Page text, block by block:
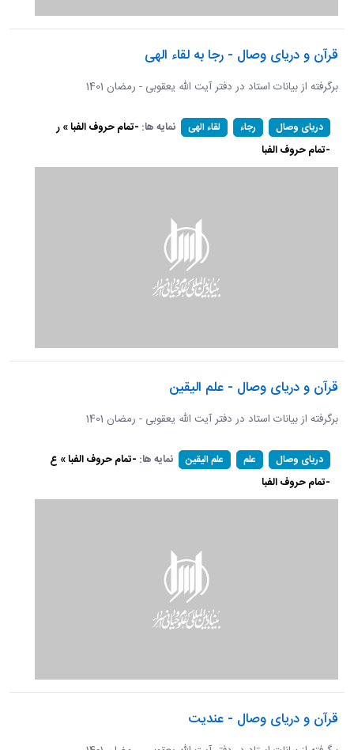
قرآن و دریای وصال - رجا به لقاء الهی
برگرفته از بیانات استاد در دفتر آیت الله یعقوبی - رمضان 1401
دریای وصال رجاء لقاء الهی نمایه ها: -تمام حروف الفبا » ر
-تمام حروف الفبا
قرآن و دریای وصال - علم الیقین
برگرفته از بیانات استاد در دفتر آیت الله یعقوبی - رمضان 1401
دریای وصال علم علم الیقین نمایه ها: -تمام حروف الفبا » ع
-تمام حروف الفبا
قرآن و دریای وصال - عندیت